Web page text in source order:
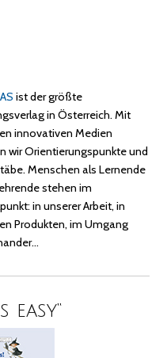
ist der größte
in Österreich. Mit
innovativen Medien
wir Orientierungspunkte und
Menschen als Lernende
stehen im
in unserer Arbeit, in
Produkten, im Umgang
easy“